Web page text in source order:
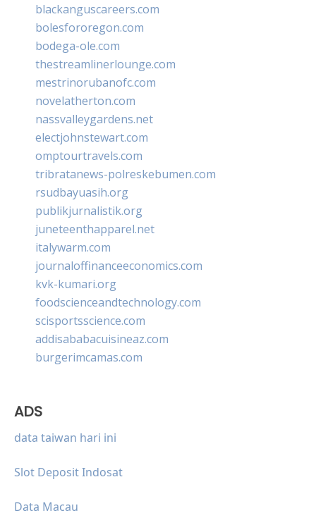
blackanguscareers.com
bolesfororegon.com
bodega-ole.com
thestreamlinerlounge.com
mestrinorubanofc.com
novelatherton.com
nassvalleygardens.net
electjohnstewart.com
omptourtravels.com
tribratanews-polreskebumen.com
rsudbayuasih.org
publikjurnalistik.org
juneteenthapparel.net
italywarm.com
journaloffinanceeconomics.com
kvk-kumari.org
foodscienceandtechnology.com
scisportsscience.com
addisababacuisineaz.com
burgerimcamas.com
ADS
data taiwan hari ini
Slot Deposit Indosat
Data Macau